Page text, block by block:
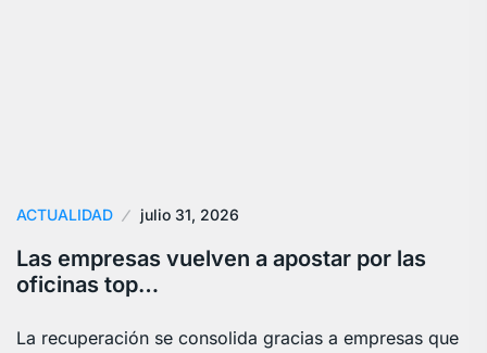
ACTUALIDAD julio 31, 2026
Las empresas vuelven a apostar por las
oficinas top…
La recuperación se consolida gracias a empresas que